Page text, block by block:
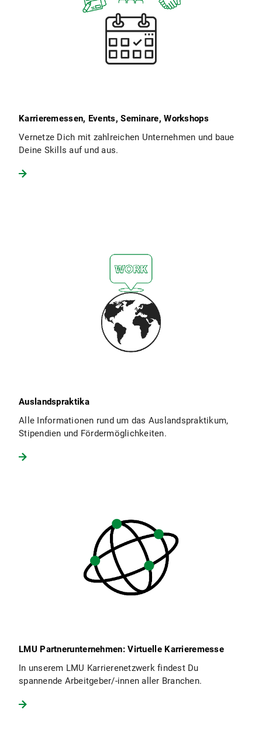
Karrieremessen, Events, Seminare, Workshops
Vernetze Dich mit zahlreichen Unternehmen und baue
Deine Skills auf und aus.
Auslandspraktika
Alle Informationen rund um das Auslandspraktikum,
Stipendien und Fördermöglichkeiten.
LMU Partnerunternehmen: Virtuelle Karrieremesse
In unserem LMU Karrierenetzwerk findest Du
spannende Arbeitgeber/-innen aller Branchen.